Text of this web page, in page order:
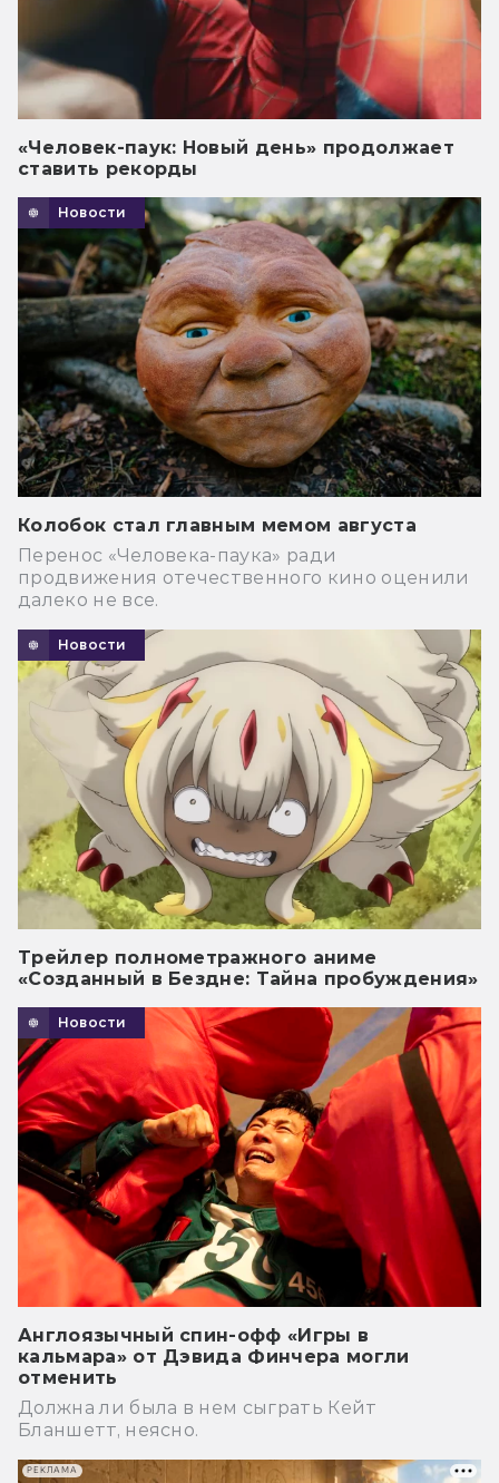
«Человек-паук: Новый день» продолжает
ставить рекорды
Новости
Колобок стал главным мемом августа
Перенос «Человека-паука» ради
продвижения отечественного кино оценили
далеко не все.
Новости
Трейлер полнометражного аниме
«Созданный в Бездне: Тайна пробуждения»
Новости
Англоязычный спин-офф «Игры в
кальмара» от Дэвида Финчера могли
отменить
Должна ли была в нем сыграть Кейт
Бланшетт, неясно.
РЕКЛАМА